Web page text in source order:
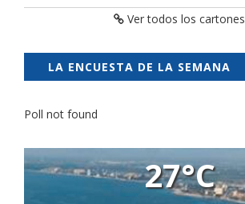
Ver todos los cartones
LA ENCUESTA DE LA SEMANA
Poll not found
27°C